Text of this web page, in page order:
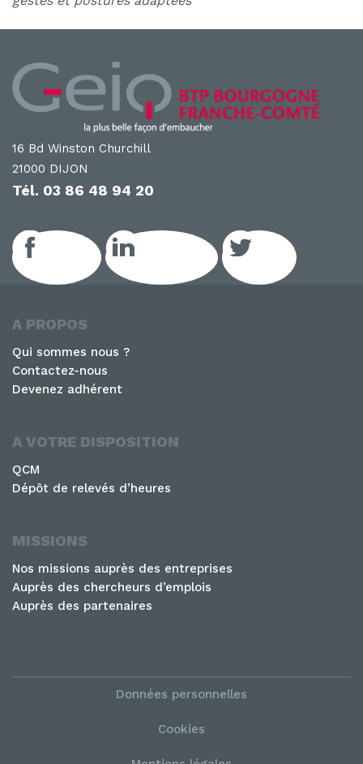
16 Bd Winston Churchill
21000 DIJON
Tél. 03 86 48 94 20
Facebook LinkedIn GEIQ Twitter
A PROPOS
Qui sommes nous ?
Contactez-nous
Devenez adhérent
A VOTRE DISPOSITION
QCM
Dépôt de relevés d’heures
MISSIONS
Nos missions auprès des entreprises
Auprès des chercheurs d’emplois
Auprès des partenaires
Données personnelles
Cookies